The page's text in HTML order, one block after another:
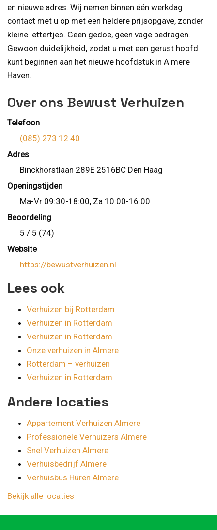
en nieuwe adres. Wij nemen binnen één werkdag
contact met u op met een heldere prijsopgave, zonder
kleine lettertjes. Geen gedoe, geen vage bedragen.
Gewoon duidelijkheid, zodat u met een gerust hoofd
kunt beginnen aan het nieuwe hoofdstuk in Almere
Haven.
Over ons Bewust Verhuizen
Telefoon
(085) 273 12 40
Adres
Binckhorstlaan 289E 2516BC Den Haag
Openingstijden
Ma-Vr 09:30-18:00, Za 10:00-16:00
Beoordeling
5 / 5 (74)
Website
https://bewustverhuizen.nl
Lees ook
Verhuizen bij Rotterdam
Verhuizen in Rotterdam
Verhuizen in Rotterdam
Onze verhuizen in Almere
Rotterdam – verhuizen
Verhuizen in Rotterdam
Andere locaties
Appartement Verhuizen Almere
Professionele Verhuizers Almere
Snel Verhuizen Almere
Verhuisbedrijf Almere
Verhuisbus Huren Almere
Bekijk alle locaties